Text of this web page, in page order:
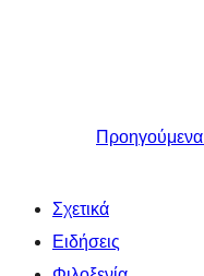
Προηγούμενα
Σχετικά
Ειδήσεις